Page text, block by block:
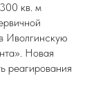
кв. м
Иволгинскую
Новая
реагирования